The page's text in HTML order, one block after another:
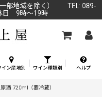
一部地域を除く） TEL: 089-
日 9時～19時
イン産地別 ワイン種類別 ヘルプ
酒 720ml（要冷蔵）